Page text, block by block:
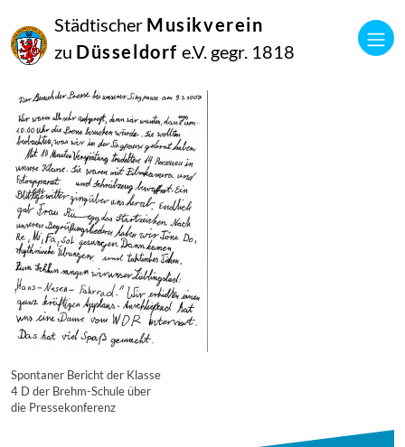
Städtischer Musikverein
zu Düsseldorf e.V. gegr. 1818
September
2014
Manfred Hill
Spontaner Bericht der Klasse
4 D der Brehm-Schule über
die Pressekonferenz